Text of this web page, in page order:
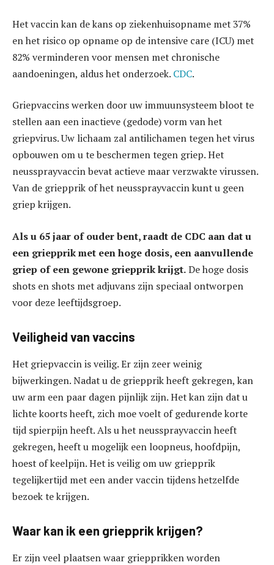
Het vaccin kan de kans op ziekenhuisopname met 37%
en het risico op opname op de intensive care (ICU) met
82% verminderen voor mensen met chronische
aandoeningen, aldus het onderzoek. CDC.
Griepvaccins werken door uw immuunsysteem bloot te
stellen aan een inactieve (gedode) vorm van het
griepvirus. Uw lichaam zal antilichamen tegen het virus
opbouwen om u te beschermen tegen griep. Het
neussprayvaccin bevat actieve maar verzwakte virussen.
Van de griepprik of het neussprayvaccin kunt u geen
griep krijgen.
Als u 65 jaar of ouder bent, raadt de CDC aan dat u
een griepprik met een hoge dosis, een aanvullende
griep of een gewone griepprik krijgt.De hoge dosis
shots en shots met adjuvans zijn speciaal ontworpen
voor deze leeftijdsgroep.
Veiligheid van vaccins
Het griepvaccin is veilig. Er zijn zeer weinig
bijwerkingen. Nadat u de griepprik heeft gekregen, kan
uw arm een ​​paar dagen pijnlijk zijn. Het kan zijn dat u
lichte koorts heeft, zich moe voelt of gedurende korte
tijd spierpijn heeft. Als u het neussprayvaccin heeft
gekregen, heeft u mogelijk een loopneus, hoofdpijn,
hoest of keelpijn. Het is veilig om uw griepprik
tegelijkertijd met een ander vaccin tijdens hetzelfde
bezoek te krijgen.
Waar kan ik een griepprik krijgen?
Er zijn veel plaatsen waar griepprikken worden